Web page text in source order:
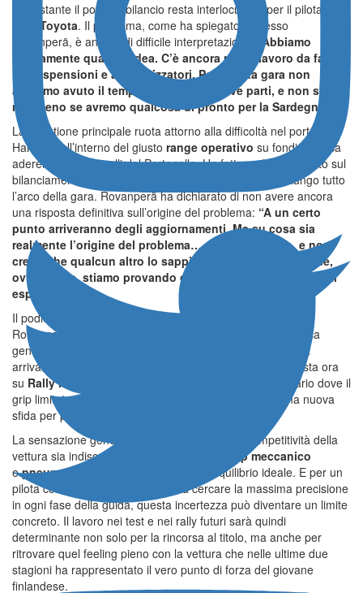
Nonostante il podio, il bilancio resta interlocutorio per il pilota
Toyota. Il problema, come ha spiegato lo stesso
Rovanperä, è ancora di difficile interpretazione: “
Abbiamo
sicuramente qualche idea. C’è ancora molto lavoro da fare
su sospensioni e ammortizzatori. Per questa gara non
abbiamo avuto il tempo di montare nuove parti, e non so
nemmeno se avremo qualcosa di pronto per la Sardegna
La questione principale ruota attorno alla difficoltà nel portare le
Hankook all’interno del giusto range operativo su fondi a bassa
aderenza come quelli del Portogallo. Un fattore che ha influito sul
bilanciamento della vettura e sul rendimento generale lungo tutto
l’arco della gara. Rovanperä ha dichiarato di non avere ancora
una risposta definitiva sull’origine del problema: “A un certo
punto arriveranno degli aggiornamenti. Ma su cosa sia
realmente l’origine del problema… non saprei dirlo, e non
credo che qualcun altro lo sappia con certezza. Anche se,
ovviamente, stiamo provando cose diverse e facendo tanti
esperimenti”
Il podio conquistato in Portogallo, in ogni caso, permette a
Rovanperä di rimanere pienamente in corsa per la classifica
generale, in attesa di un’inversione di tendenza che possa
arrivare già nelle prossime tappe europee. Il focus si sposta ora
su Rally Italia Sardegna
, altra prova chiave del calendario dove il
grip limitato e le alte temperature rappresenteranno una nuova
sfida per pneumatici e assetto.
La sensazione generale è che, nonostante la competitività della
vettura sia indiscutibile, l’interazione tra
setup meccanico
epneumatici
resti ancora lontana dall’equilibrio ideale. E per un
pilota come Rovanperä, abituato a cercare la massima precisione
in ogni fase della guida, questa incertezza può diventare un limite
concreto. Il lavoro nei test e nei rally futuri sarà quindi
determinante non solo per la rincorsa al titolo, ma anche per
ritrovare quel feeling pieno con la vettura che nelle ultime due
stagioni ha rappresentato il vero punto di forza del giovane
finlandese.